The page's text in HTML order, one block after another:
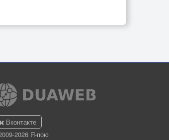
Вконтакте
2026 Я-пою